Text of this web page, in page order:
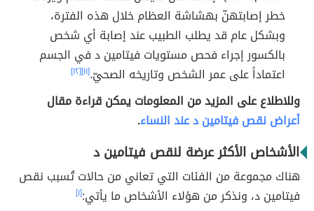
خطر إصابتهنّ بهشاشة العظام خلال هذه الفترة،
وبشكل عام قد يطلب الطبيب عند إصابة أي شخص
بالكسور إجراء فحص مستويات فيتامين د في الجسم
اعتماداً على عمر الشخص وتاريخه الصحيّ.[١١] [١٢]
وللاطلاع على المزيد من المعلومات يمكن قراءة مقال
أعراض نقص فيتامين د عند النساء.
الأشخاص الأكثر عرضة لنقص فيتامين د
هناك مجموعة من الفئات التي تعاني من حالات تُسبب نقص
فيتامين د، ونذكر من هؤلاء الأشخاص ما يأتي:[١]